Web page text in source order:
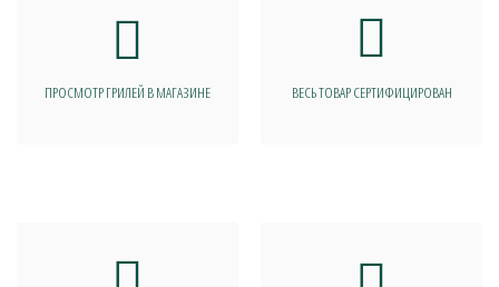
ПРОСМОТР ГРИЛЕЙ В МАГАЗИНЕ ВЕСЬ ТОВАР СЕРТИФИЦИРОВАН